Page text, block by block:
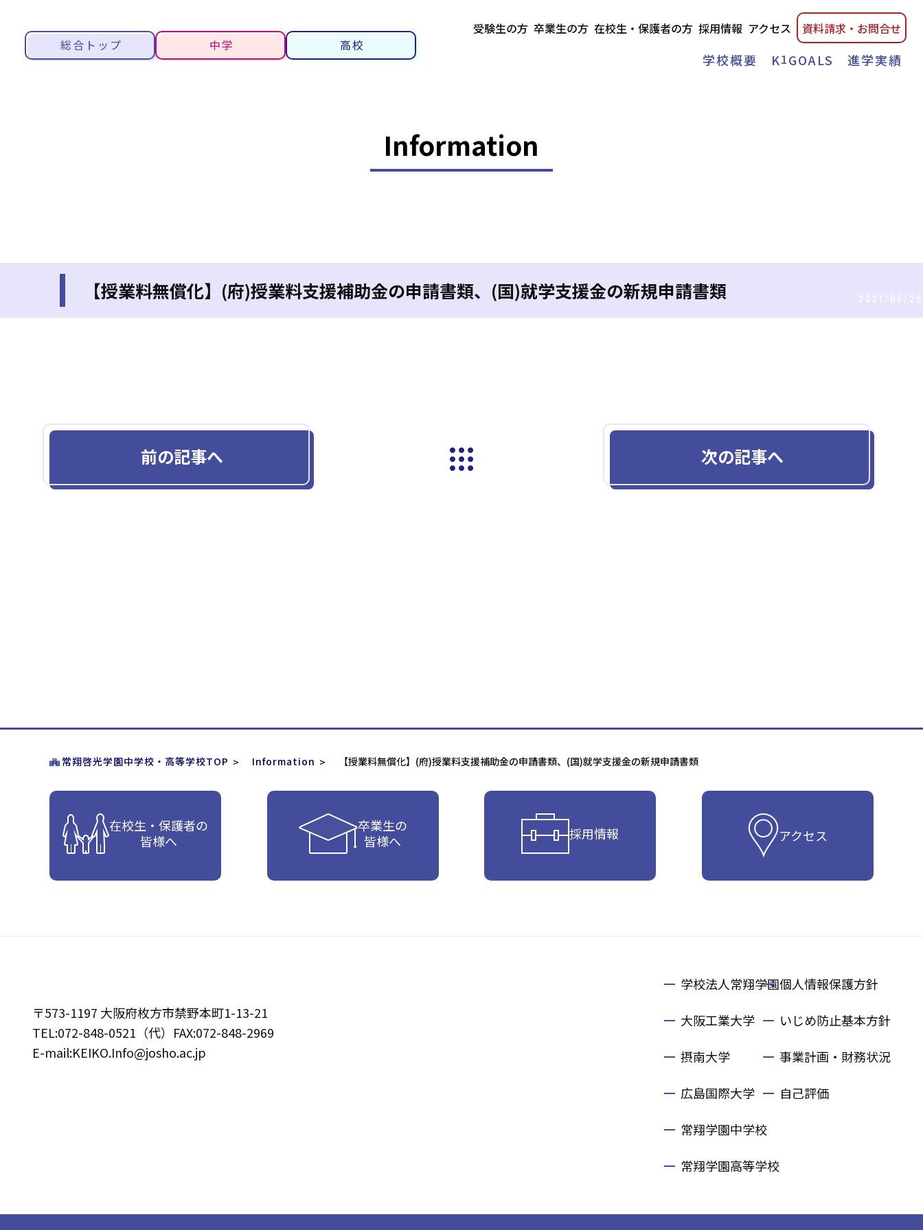
総合トップ 中学 高校
受験生の方 卒業生の方 在校生・保護者の方 採用情報 アクセス 資料請求・ お問合せ
学校概要 K1GOALS 進学実績
Information
【授業料無償化】(府)授業料支援補助金の申請書類、(国)就学支援金の新規申請書類 2021/06/29
前の記事へ 次の記事へ
常翔啓光学園中学校・高等学校TOP Information 【授業料無償化】(府)授業料支援補助金の申請書類、(国)就学支援金の新規申請書類
在校生・保護者の
皆様へ
卒業生の
皆様へ
採用情報 アクセス
〒573-1197 大阪府枚方市禁野本町1-13-21
TEL:072-848-0521（代）FAX:072-848-2969
E-mail:KEIKO.Info@josho.ac.jp
学校法人常翔学園
大阪工業大学
摂南大学
広島国際大学
常翔学園中学校
常翔学園高等学校
個人情報保護方針
いじめ防止基本方針
事業計画・財務状況
自己評価